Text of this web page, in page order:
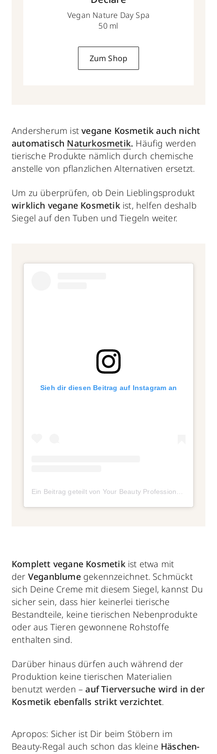
Vegan Nature Day Spa
50 ml
Zum Shop
Andersherum istvegane Kosmetik auch nicht
automatisch Naturkosmetik. Häufig werden
tierische Produkte nämlich durch chemische
anstelle von pflanzlichen Alternativen ersetzt.
Um zu überprüfen, ob Dein Lieblingsprodukt
wirklich vegane Kosmetikist, helfen deshalb
Siegel auf den Tuben und Tiegeln weiter.
Sieh dir diesen Beitrag auf Instagram an
Komplett vegane Kosmetikist etwa mit
der Veganblumegekennzeichnet. Schmückt
sich Deine Creme mit diesem Siegel, kannst Du
sicher sein, dass hier keinerlei tierische
Bestandteile, keine tierischen Nebenprodukte
oder aus Tieren gewonnene Rohstoffe
enthalten sind.
Darüber hinaus dürfen auch während der
Produktion keine tierischen Materialien
benutzt werden –auf Tierversuche wird in der
Kosmetik ebenfalls strikt verzichtet.
Apropos: Sicher ist Dir beim Stöbern im
Beauty-Regal auch schon das kleine Häschen-